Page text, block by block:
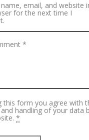
email, and website
for the next time I
this form you agree with
handling of your data
*